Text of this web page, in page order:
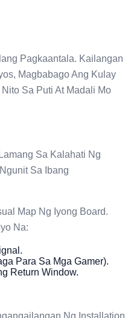
Pagkaantala. Kailangan
Magbabago Ang Kulay
Sa Puti At Madali Mo
Sa Kalahati Ng
Sa Ibang
Map Ng Iyong Board.
Na:
Para Sa Mga Gamer).
Return Window.
Ng Installation.